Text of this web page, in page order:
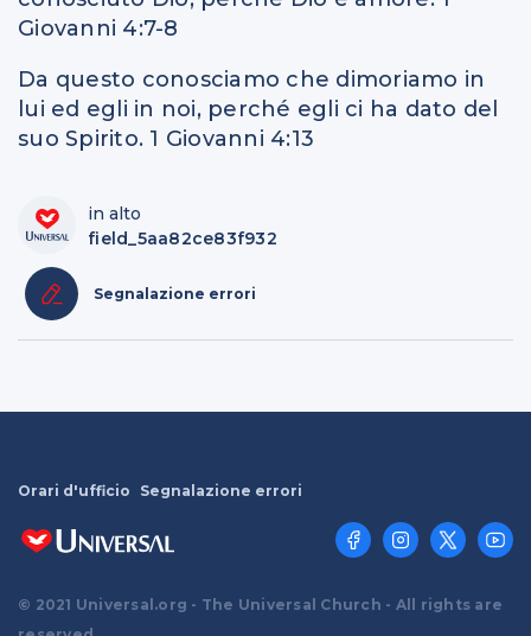
Giovanni 4:7-8
Da questo conosciamo che dimoriamo in
lui ed egli in noi, perché egli ci ha dato del
suo Spirito. 1 Giovanni 4:13
in alto
field_5aa82ce83f932
Segnalazione errori
© 2021 Universal.org - The Universal Church - All rights are
Orari d'ufficio Segnalazione errori